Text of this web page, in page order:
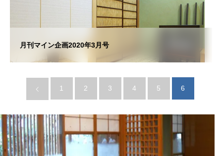
月刊マイン企画2020年3月号
1 2 3 4 5 6